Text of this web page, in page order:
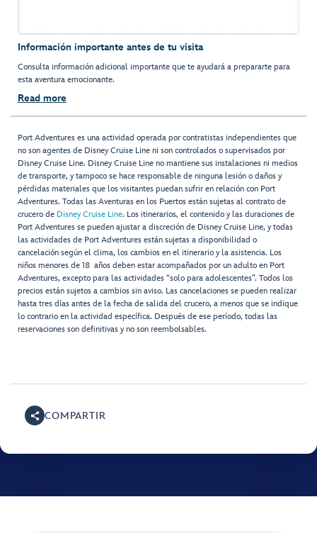
Información importante antes de tu visita
Consulta información adicional importante que te ayudará a prepararte para
esta aventura emocionante.
Read more
Port Adventures es una actividad operada por contratistas independientes que
no son agentes de Disney Cruise Line ni son controlados o supervisados por
Disney Cruise Line. Disney Cruise Line no mantiene sus instalaciones ni medios
de transporte, y tampoco se hace responsable de ninguna lesión o daños y
pérdidas materiales que los visitantes puedan sufrir en relación con Port
Adventures. Todas las Aventuras en los Puertos están sujetas al contrato de
crucero de Disney Cruise Line. Los itinerarios, el contenido y las duraciones de
Port Adventures se pueden ajustar a discreción de Disney Cruise Line, y todas
las actividades de Port Adventures están sujetas a disponibilidad o
cancelación según el clima, los cambios en el itinerario y la asistencia. Los
niños menores de 18 años deben estar acompañados por un adulto en Port
Adventures, excepto para las actividades “solo para adolescentes”. Todos los
precios están sujetos a cambios sin aviso. Las cancelaciones se pueden realizar
hasta tres días antes de la fecha de salida del crucero, a menos que se indique
lo contrario en la actividad específica. Después de ese período, todas las
reservaciones son definitivas y no son reembolsables.
COMPARTIR